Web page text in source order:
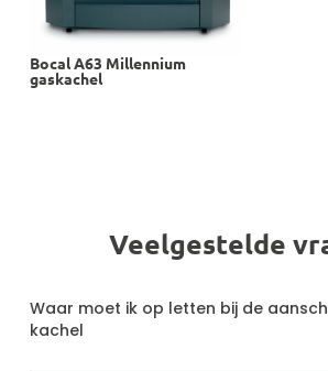
Bocal A63 Millennium
gaskachel
Veelgestelde
Waar moet ik op letten bij de
kachel